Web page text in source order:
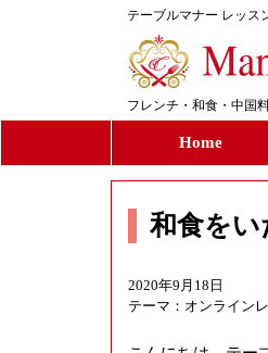
テーブルマナー レッス
フレンチ・和食・中国
Home
和食を
2020年9月18日
テーマ： オンライン